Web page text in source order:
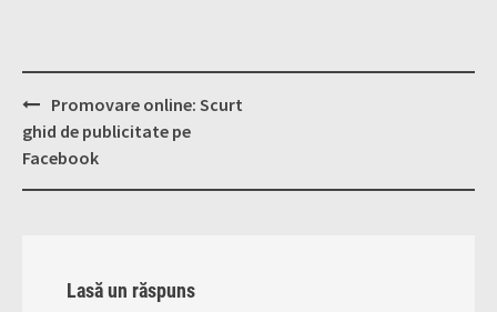
Post
navigation
Promovare online: Scurt
ghid de publicitate pe
Facebook
Lasă un răspuns